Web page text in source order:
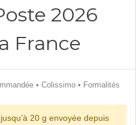
2026
France
• Colissimo• Formalités
20 g envoyée depuis